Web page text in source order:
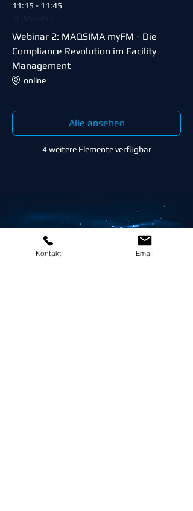
11:15 - 11:45
Webinar 2: MAQSIMA myFM - Die
Compliance Revolution im Facility
Management
online
4 weitere Elemente verfügbar
Alle ansehen
Kontakt Email